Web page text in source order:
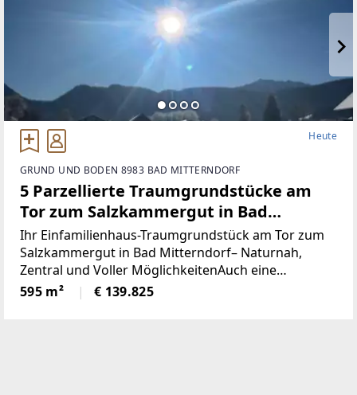
Heute
GRUND UND BODEN 8983 BAD MITTERNDORF
5 Parzellierte Traumgrundstücke am
Tor zum Salzkammergut in Bad
Mitterndorf - naturnah, zentral und
voller Möglichkeiten (Provisionsfrei)
Ihr Einfamilienhaus-Traumgrundstück am Tor zum
Salzkammergut in Bad Mitterndorf– Naturnah,
Zentral und Voller MöglichkeitenAuch eine
touristische Vermietung ist nach Absprache mit der
Gemeinde möglich.Die Loipe und Therme
595 m² € 139.825